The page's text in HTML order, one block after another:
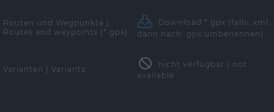
Routen und Wegpunkte |
Routes and waypoints (*.gpx)
Download *.gpx (falls .xml,
dann nach .gpx umbenennen)
Varianten | Variants
nicht verfügbar | not
available